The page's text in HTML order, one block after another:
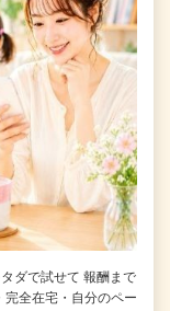
ダで試せて 報酬まで
完全在宅・自分のペー